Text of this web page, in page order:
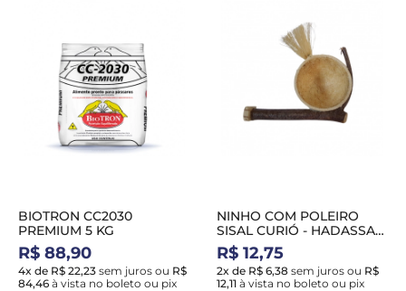
BIOTRON CC2030
PREMIUM 5 KG
R$ 88,90
4x de R$ 22,23 sem juros ou R$
84,46 à vista no boleto ou pix
NINHO COM POLEIRO
SISAL CURIÓ - HADASSA
NH23
R$ 12,75
2x de R$ 6,38 sem juros ou R$
12,11 à vista no boleto ou pix